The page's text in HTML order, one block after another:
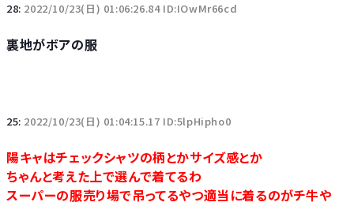
28: 2022/10/23(日) 01:06:26.84 ID:IOwMr66cd
裏地がボアの服
25: 2022/10/23(日) 01:04:15.17 ID:5lpHipho0
陽キャはチェックシャツの柄とかサイズ感とか
ちゃんと考えた上で選んで着てるわ
スーパーの服売り場で吊ってるやつ適当に着るのがチ牛や